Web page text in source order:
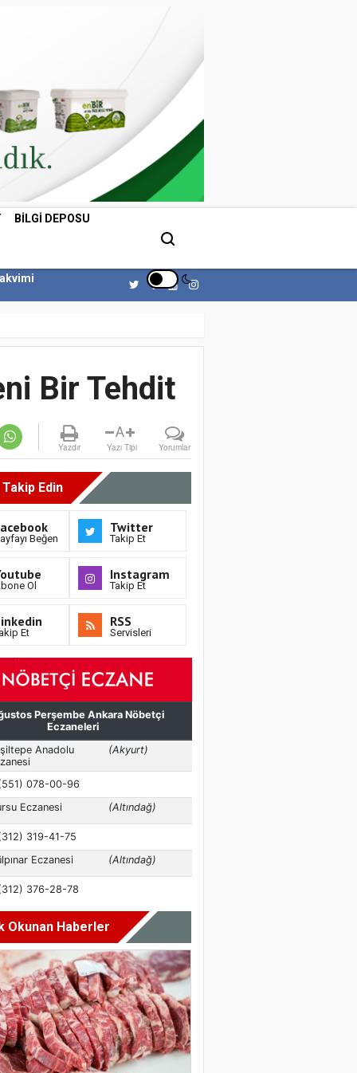
BILGI DEPOSU
Bir Tehdit
Yazdır
A
Yazı Tipi Yorumlar
Edin
Beğen
Twitter
Takip Et
Ol
Instagram
Takip Et
Et
RSS
Servisleri
Okunan Haberler